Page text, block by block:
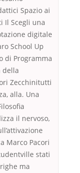
Spazio ai
Il Scegli una
digitale
School Up
di Programma
della
Zecchinitutti
alla. Una
il nervoso,
Marco Pacori
stati
ma